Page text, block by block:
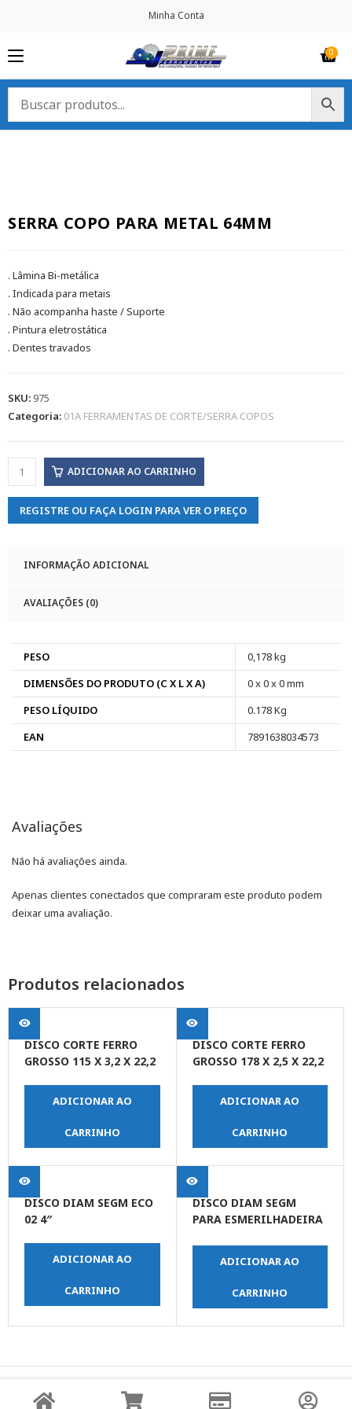
Minha Conta
SERRA COPO PARA METAL 64MM
. Lâmina Bi-metálica
. Indicada para metais
. Não acompanha haste / Suporte
. Pintura eletrostática
. Dentes travados
SKU:975
Categoria: 01A FERRAMENTAS DE CORTE/SERRA COPOS
ADICIONAR AO CARRINHO
REGISTRE OU FAÇA LOGIN PARA VER O PREÇO
INFORMAÇÃO ADICIONAL
AVALIAÇÕES (0)
PESO
0,178 kg
DIMENSÕES DO PRODUTO (C X L X A)
0 x 0 x 0 mm
PESO LÍQUIDO
0.178 Kg
EAN
7891638034573
Avaliações
Não há avaliações ainda.
Apenas clientes conectados que compraram este produto podem
deixar uma avaliação.
Produtos relacionados
DISCO CORTE FERRO
GROSSO 115 X 3,2 X 22,2
ADICIONAR AO
CARRINHO
DISCO CORTE FERRO
GROSSO 178 X 2,5 X 22,2
ADICIONAR AO
CARRINHO
DISCO DIAM SEGM ECO
02 4″
ADICIONAR AO
CARRINHO
DISCO DIAM SEGM
PARA ESMERILHADEIRA
ADICIONAR AO
CARRINHO
© Copyright JPrime Ferramentas - Todos os Direitos
Reservados - Desenvolvido por UNO Studio Digital.